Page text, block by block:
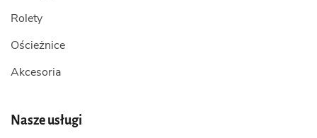
Rolety
Ościeżnice
Akcesoria
Nasze usługi